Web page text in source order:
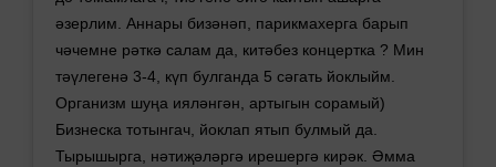
әзерлим. Аннары бизәнәп, парикмахерга барып
чәчемне рәткә салам да, китәбез концертка ? Мин
тәүлегенә 3-4, күп булганда 5 сәгать йоклыйм.
Организм шуңа ияләнгән, артыгын сорамый)
Бизнеска тотынгач, йоклап ятып булмый да.
Тырышырга, нәтиҗәләргә ирешергә кирәк. Әмма